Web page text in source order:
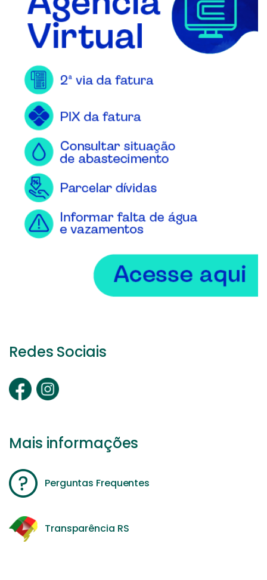
Redes Sociais
Mais informações
Perguntas Frequentes
Transparência RS